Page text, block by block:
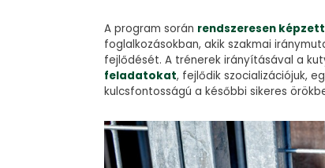
A program során rendszeresen
foglalkozásokban, akik szakmai
fejlődését. A trénerek irányításával a
feladatokat, fejlődik szocializációjuk,
kulcsfontosságú a későbbi sikeres